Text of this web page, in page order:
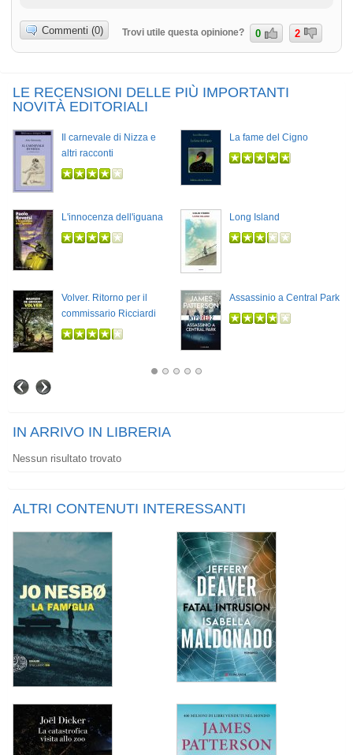
Commenti (0) Trovi utile questa opinione? 0 2
LE RECENSIONI DELLE PIÙ IMPORTANTI
NOVITÀ EDITORIALI
Il carnevale di Nizza e
altri racconti
La fame del Cigno
L'innocenza dell'iguana Long Island
Volver. Ritorno per il
commissario Ricciardi
Assassinio a Central Park
IN ARRIVO IN LIBRERIA
Nessun risultato trovato
ALTRI CONTENUTI INTERESSANTI